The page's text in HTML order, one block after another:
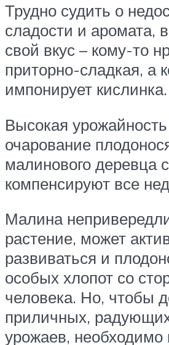
Трудно судить о
сладости и аромата,
свой вкус – кому-то
приторно-сладкая, а
импонирует кислинка.
Высокая
очарование
малинового деревца
компенсируют все
Малина
растение, может
развиваться и
особых хлопот со
человека. Но, чтобы
приличных,
урожаев, необходимо